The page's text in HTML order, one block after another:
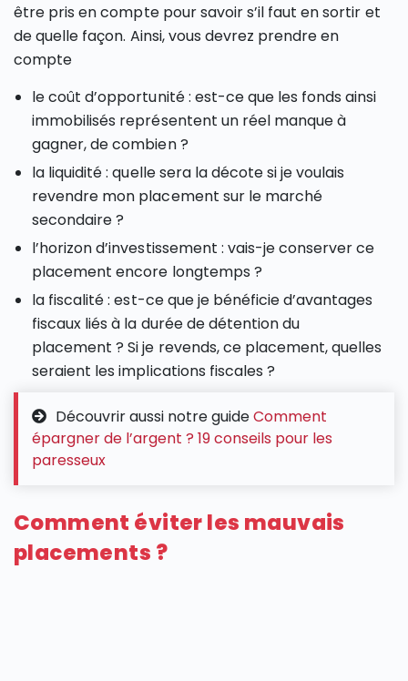
être pris en compte pour savoir s’il faut en sortir et
de quelle façon. Ainsi, vous devrez prendre en
compte
le coût d’opportunité : est-ce que les fonds ainsi
immobilisés représentent un réel manque à
gagner, de combien ?
la liquidité : quelle sera la décote si je voulais
revendre mon placement sur le marché
secondaire ?
l’horizon d’investissement : vais-je conserver ce
placement encore longtemps ?
la fiscalité : est-ce que je bénéficie d’avantages
fiscaux liés à la durée de détention du
placement ? Si je revends, ce placement, quelles
seraient les implications fiscales ?
Découvrir aussi notre guideComment
épargner de l’argent ? 19 conseils pour les
paresseux
Comment éviter les mauvais
placements ?